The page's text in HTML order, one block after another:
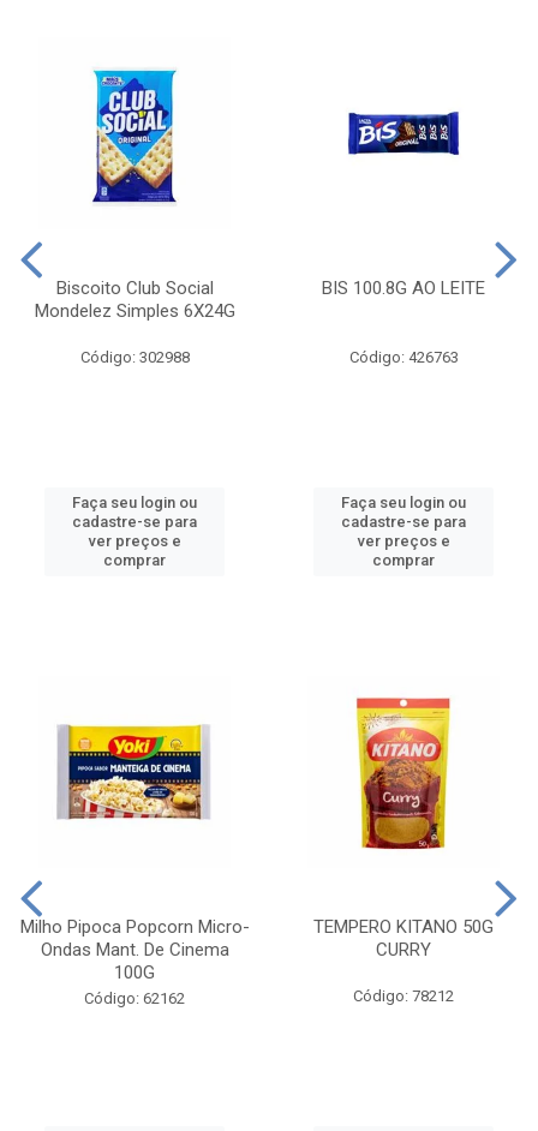
Biscoito Club Social
Mondelez Simples 6X24G
Código: 302988
Faça seu login ou
cadastre-se para
ver preços e
comprar
BIS 100.8G AO LEITE
Código: 426763
Faça seu login ou
cadastre-se para
ver preços e
comprar
Milho Pipoca Popcorn Micro-
Ondas Mant. De Cinema
100G
Código: 62162
TEMPERO KITANO 50G
CURRY
Código: 78212